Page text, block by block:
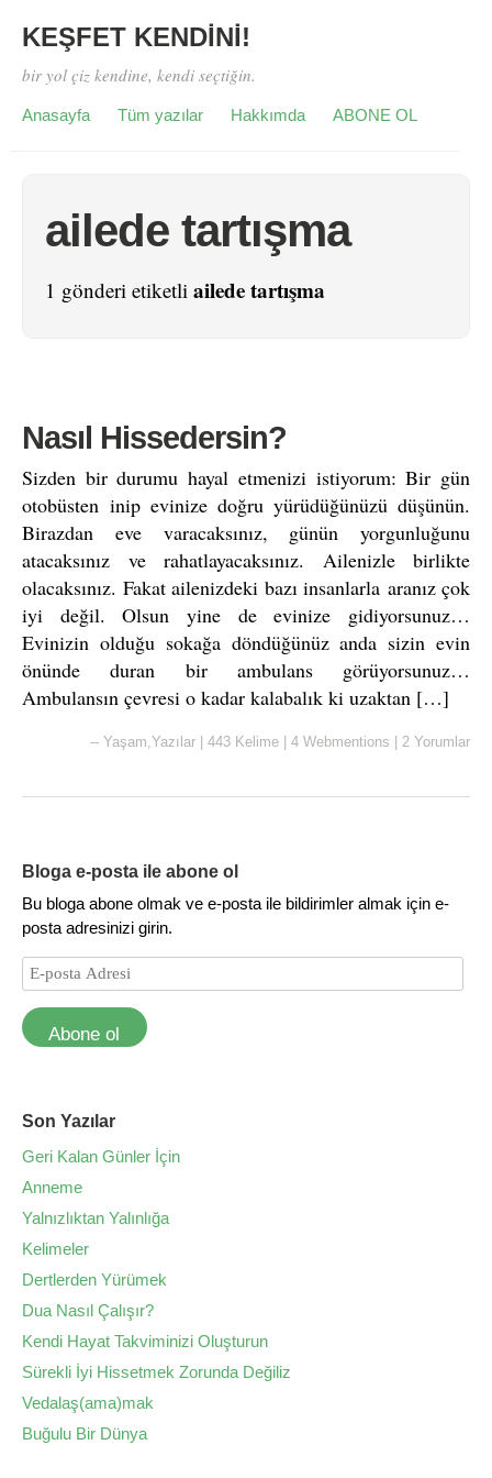
KEŞFET KENDİNİ!
bir yol çiz kendine, kendi seçtiğin.
Anasayfa Tüm yazılar Hakkımda ABONE OL
ailede tartışma
1 gönderi etiketli ailede tartışma
Nasıl Hissedersin?
Sizden bir durumu hayal etmenizi istiyorum: Bir gün
otobüsten inip evinize doğru yürüdüğünüzü düşünün.
Birazdan eve varacaksınız, günün yorgunluğunu
atacaksınız ve rahatlayacaksınız. Ailenizle birlikte
olacaksınız. Fakat ailenizdeki bazı insanlarla aranız çok
iyi değil. Olsun yine de evinize gidiyorsunuz…
Evinizin olduğu sokağa döndüğünüz anda sizin evin
önünde duran bir ambulans görüyorsunuz…
Ambulansın çevresi o kadar kalabalık ki uzaktan […]
-- Yaşam,Yazılar 443 Kelime 4 Webmentions 2 Yorumlar
Bloga e-posta ile abone ol
Bu bloga abone olmak ve e-posta ile bildirimler almak için e-
posta adresinizi girin.
Abone ol
Son Yazılar
Geri Kalan Günler İçin
Anneme
Yalnızlıktan Yalınlığa
Kelimeler
Dertlerden Yürümek
Dua Nasıl Çalışır?
Kendi Hayat Takviminizi Oluşturun
Sürekli İyi Hissetmek Zorunda Değiliz
Vedalaş(ama)mak
Buğulu Bir Dünya